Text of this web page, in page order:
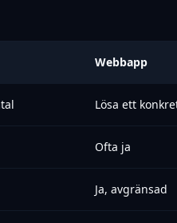
Webbapp
Lösa ett
Ofta ja
Ja, avgränsad